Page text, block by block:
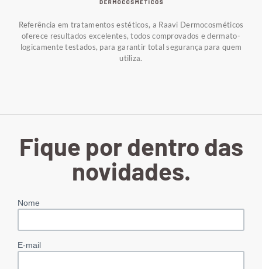
Referência em tratamentos estéticos, a Raavi Dermocosméticos
oferece resultados excelentes, todos comprovados e dermato-
logicamente testados, para garantir total segurança para quem
utiliza.
Fique por dentro das
novidades.
Nome
E-mail